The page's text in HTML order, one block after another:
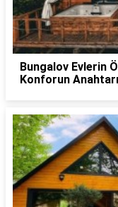
Bungalov Evlerin
Konforun Anahtarı